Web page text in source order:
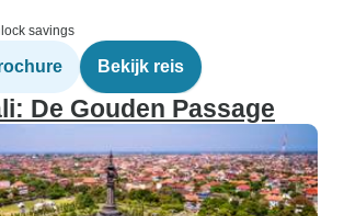
savings
Bekijk reis
De Gouden Passage